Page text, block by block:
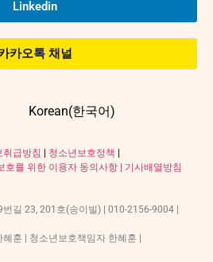
Linkedin
카오톡 채널
Korean(한국어)
취급방침 청소년보호정책
호를 위한 이용자 동의사항 | 기사배열방침
길 23, 201호(송이빌) | 010-2156-9004 |
훈 | 청소년보호책임자 한혜훈 |